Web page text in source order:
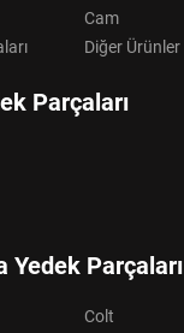
Cam
Diğer Ürünler
Parçaları
Yedek Parçaları
Colt